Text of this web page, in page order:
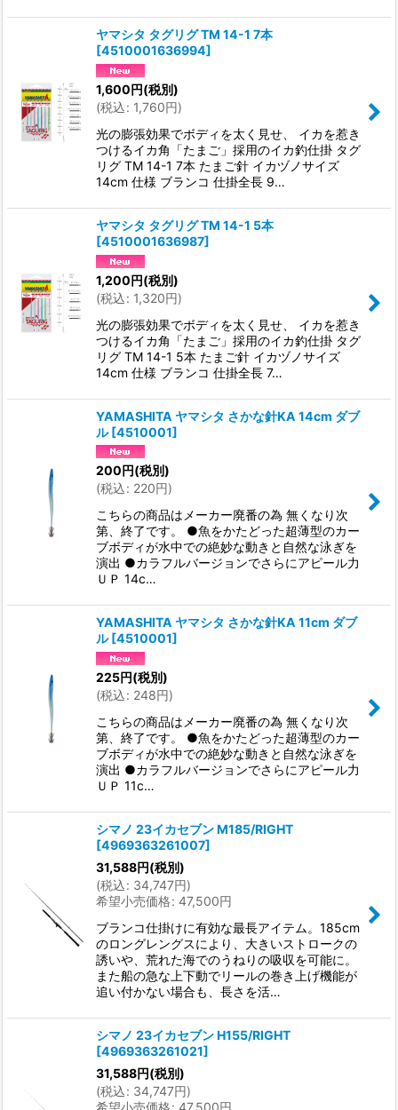
ヤマシタ タグリグ TM 14-1 7本
[4510001636994]
1,600円(税別)
(税込: 1,760円)
光の膨張効果でボディを太く見せ、 イカを惹き
つけるイカ角「たまご」採用のイカ釣仕掛 タグ
リグ TM 14-1 7本 たまご針 イカヅノサイズ
14cm 仕様 ブランコ 仕掛全長 9…
ヤマシタ タグリグ TM 14-1 5本
[4510001636987]
1,200円(税別)
(税込: 1,320円)
光の膨張効果でボディを太く見せ、 イカを惹き
つけるイカ角「たまご」採用のイカ釣仕掛 タグ
リグ TM 14-1 5本 たまご針 イカヅノサイズ
14cm 仕様 ブランコ 仕掛全長 7…
YAMASHITA ヤマシタ さかな針KA 14cm ダブ
ル [4510001]
200 円(税別)
(税込: 220円)
こちらの商品はメーカー廃番の為 無くなり次
第、終了です。 ●魚をかたどった超薄型のカー
ブボディが水中での絶妙な動きと自然な泳ぎを
演出 ●カラフルバージョンでさらにアピール力
ＵＰ 14c…
YAMASHITA ヤマシタ さかな針KA 11cm ダブ
ル [4510001]
225円(税別)
(税込: 248円)
こちらの商品はメーカー廃番の為 無くなり次
第、終了です。 ●魚をかたどった超薄型のカー
ブボディが水中での絶妙な動きと自然な泳ぎを
演出 ●カラフルバージョンでさらにアピール力
ＵＰ 11c…
シマノ 23イカセブン M185/RIGHT
[4969363261007]
31,588円(税別)
(税込: 34,747円)
希望小売価格: 47,500円
ブランコ仕掛けに有効な最長アイテム。185cm
のロングレングスにより、大きいストロークの
誘いや、荒れた海でのうねりの吸収を可能に。
また船の急な上下動でリールの巻き上げ機能が
追い付かない場合も、長さを活…
シマノ 23イカセブン H155/RIGHT
[4969363261021]
31,588円(税別)
(税込: 34,747円)